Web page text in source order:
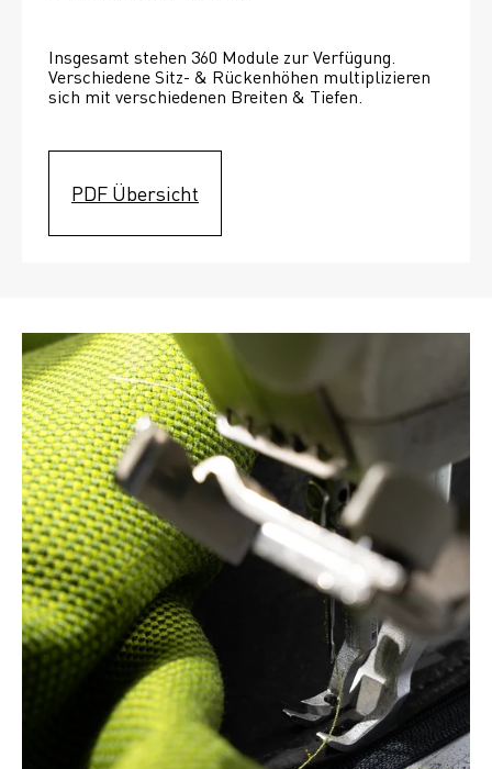
Insgesamt stehen 360 Module zur Verfügung.
Verschiedene Sitz- & Rückenhöhen multiplizieren
sich mit verschiedenen Breiten & Tiefen.
PDF Übersicht